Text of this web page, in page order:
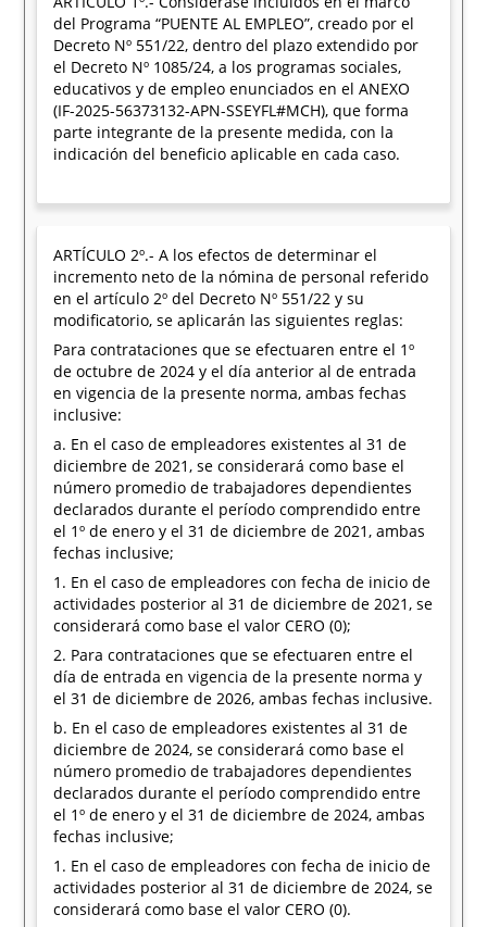
del Programa “PUENTE AL EMPLEO”, creado por el
Decreto Nº 551/22, dentro del plazo extendido por
el Decreto Nº 1085/24, a los programas sociales,
educativos y de empleo enunciados en el ANEXO
(IF-2025-56373132-APN-SSEYFL#MCH), que forma
parte integrante de la presente medida, con la
indicación del beneficio aplicable en cada caso.
ARTÍCULO 2º.- A los efectos de determinar el
incremento neto de la nómina de personal referido
en el artículo 2º del Decreto Nº 551/22 y su
modificatorio, se aplicarán las siguientes reglas:
Para contrataciones que se efectuaren entre el 1º
de octubre de 2024 y el día anterior al de entrada
en vigencia de la presente norma, ambas fechas
inclusive:
a. En el caso de empleadores existentes al 31 de
diciembre de 2021, se considerará como base el
número promedio de trabajadores dependientes
declarados durante el período comprendido entre
el 1º de enero y el 31 de diciembre de 2021, ambas
fechas inclusive;
1. En el caso de empleadores con fecha de inicio de
actividades posterior al 31 de diciembre de 2021, se
considerará como base el valor CERO (0);
2. Para contrataciones que se efectuaren entre el
día de entrada en vigencia de la presente norma y
el 31 de diciembre de 2026, ambas fechas inclusive.
b. En el caso de empleadores existentes al 31 de
diciembre de 2024, se considerará como base el
número promedio de trabajadores dependientes
declarados durante el período comprendido entre
el 1º de enero y el 31 de diciembre de 2024, ambas
fechas inclusive;
1. En el caso de empleadores con fecha de inicio de
actividades posterior al 31 de diciembre de 2024, se
considerará como base el valor CERO (0).